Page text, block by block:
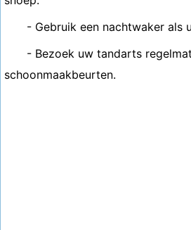
- Gebruik een nachtwaker als
- Bezoek uw tandarts
schoonmaakbeurten.